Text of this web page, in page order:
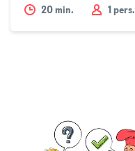
20 min. 1 pers.